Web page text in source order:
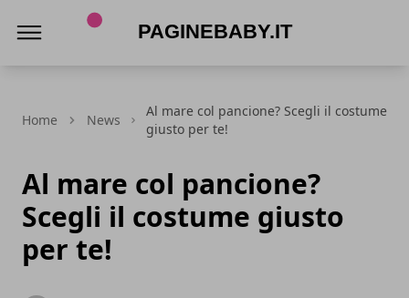
Home News
Al mare col pancione? Scegli il costume
giusto per te!
Al mare col pancione?
Scegli il costume giusto
per te!